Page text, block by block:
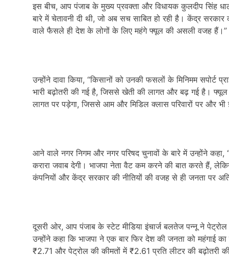
इस बीच, आप पंजाब के मुख्य प्रवक्ता और विधायक कुलदीप सिंह
बारे में चेतावनी दी थी, जो अब सच साबित हो रही है। केंद्र
वाले फैसले ही देश के लोगों के लिए महंगे फ्यूल की असली वजह हैं।”
उन्होंने दावा किया, “किसानों को उनकी फसलों के मिनिमम सपोर्ट
भारी बढ़ोतरी की गई है, जिससे खेती की लागत और बढ़ गई है। फ्यूल
लागत पर पड़ेगा, जिससे आम और मिडिल क्लास परिवारों पर और भी
आने वाले नगर निगम और नगर परिषद चुनावों के बारे में उन्होंने
करारा जवाब देगी। भाजपा नेता वैट कम करने की बात करते हैं,
कंपनियों और केंद्र सरकार की नीतियों की वजह से ही जनता पर
दूसरी ओर, आप पंजाब के स्टेट मीडिया इंचार्ज बलतेज पन्नू ने
उन्होंने कहा कि भाजपा ने एक बार फिर देश की जनता को महंगाई
₹2.71 और पेट्रोल की कीमतों में ₹2.61 प्रति लीटर की बढ़ोतरी